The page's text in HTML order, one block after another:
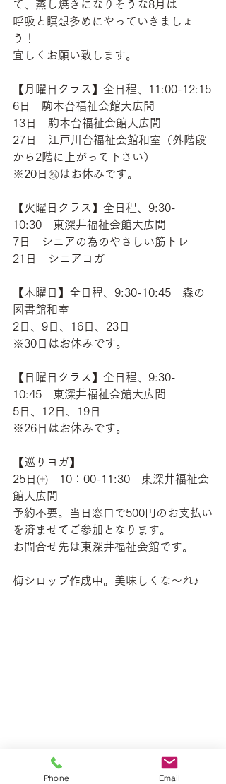
て、蒸し焼きになりそうな8月は
呼吸と瞑想多めにやっていきましょ
う！
宜しくお願い致します。
【月曜日クラス】全日程、11:00-12:15
6日　駒木台福祉会館大広間
13日　駒木台福祉会館大広間
27日　江戸川台福祉会館和室（外階段
から2階に上がって下さい）
※20日㊗はお休みです。
【火曜日クラス】全日程、9:30-
10:30　東深井福祉会館大広間
7日　シニアの為のやさしい筋トレ
21日　シニアヨガ
【木曜日】全日程、9:30-10:45　森の
図書館和室
2日、9日、16日、23日
※30日はお休みです。
【日曜日クラス】全日程、9:30-
10:45　東深井福祉会館大広間
5日、12日、19日
※26日はお休みです。
【巡りヨガ】
25日㈯　10：00-11:30　東深井福祉会
館大広間
予約不要。当日窓口で500円のお支払い
を済ませてご参加となります。
お問合せ先は東深井福祉会館です。
梅シロップ作成中。美味しくな～れ♪
Phone Email